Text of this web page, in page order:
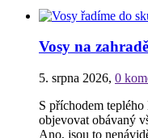
Vosy na
5. srpna 2026, 0
S příchodem teplého
objevovat obávaný
Ano, jsou to